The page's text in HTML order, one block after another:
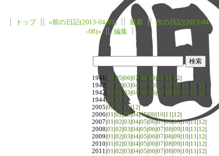
トップ «前の日記(2013-04-03) 最新
次の日記(2013-04
-08)»
編集
1941| 04 05 06 07 08 09 |10 11 12
1942| 01 02|03 04 05 06 |07 08 09 10 11 12
1943| 01 02 03 04 05 06 07 08 09 10 11 12
1944|01 02
2005| 09 10 11|12
2006| 01 02|03|04|05|06 10 11 12
2007| 01 02 03 04 05 06|07|08|09|10|11| 12
2008| 01 02 03 04 05 06 07 08 09 10 11 12
2009| 01 02 03 04 05 06 07 08 09 10 11 12
2010| 01 02 03 04 05 06 07 08 09 10 11 12
2011| 01 02 03 04 05 06 07 08 09 10 11 12